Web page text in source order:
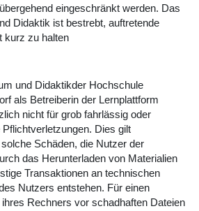
eingeschränkt werden. Das
Didaktik ist bestrebt, auftretende
kurz zu halten
und Didaktikder Hochschule
als Betreiberin der Lernplattform
nicht für grob fahrlässig oder
Dies gilt
Schäden, die Nutzer der
das Herunterladen von Materialien
Transaktionen an technischen
Nutzers entstehen. Für einen
Rechners vor schadhaften Dateien